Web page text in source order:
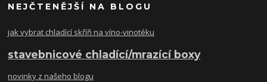
NEJČTENĚJŠÍ NA BLOGU
jak vybrat chladící skříň na víno-vinotéku
stavebnicové chladící/mrazící boxy
novinky z našeho blogu